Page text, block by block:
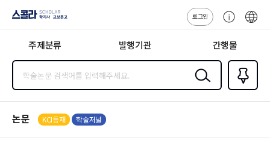
지사·교보문고
로그인
센
주제분류 발행기관 간행물
검색
즐겨찾
기0
논문 KCI등재 학술저널